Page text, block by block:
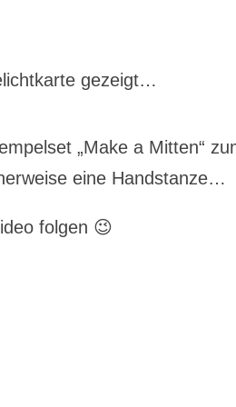
gezeigt…
„Make a Mitten“
eine Handstanze…
folgen 😉